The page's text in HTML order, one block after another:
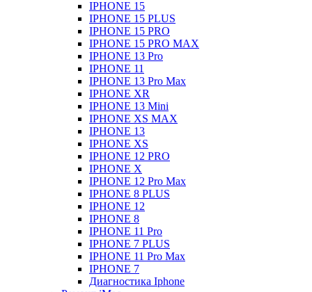
IPHONE 15
IPHONE 15 PLUS
IPHONE 15 PRO
IPHONE 15 PRO MAX
IPHONE 13 Pro
IPHONE 11
IPHONE 13 Pro Max
IPHONE XR
IPHONE 13 Mini
IPHONE XS MAX
IPHONE 13
IPHONE XS
IPHONE 12 PRO
IPHONE X
IPHONE 12 Pro Max
IPHONE 8 PLUS
IPHONE 12
IPHONE 8
IPHONE 11 Pro
IPHONE 7 PLUS
IPHONE 11 Pro Max
IPHONE 7
Диагностика Iphone